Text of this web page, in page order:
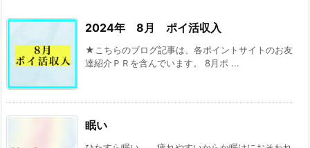
2024年 8月 ポイ活収入
★こちらのブログ記事は、各ポイントサイトのお友
達紹介ＰＲを含んでいます。 8月ポ ...
眠い